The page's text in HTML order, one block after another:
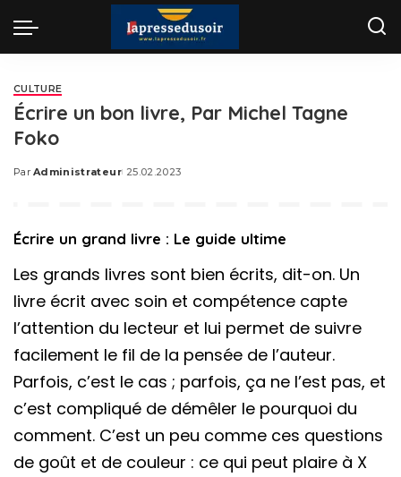
CULTURE
Écrire un bon livre, Par Michel Tagne
Foko
Posted
Par Administrateur 25.02.2023
Écrire un grand livre : Le guide ultime
Les grands livres sont bien écrits, dit-on. Un
livre écrit avec soin et compétence capte
l’attention du lecteur et lui permet de suivre
facilement le fil de la pensée de l’auteur.
Parfois, c’est le cas ; parfois, ça ne l’est pas, et
c’est compliqué de démêler le pourquoi du
comment. C’est un peu comme ces questions
de goût et de couleur : ce qui peut plaire à X